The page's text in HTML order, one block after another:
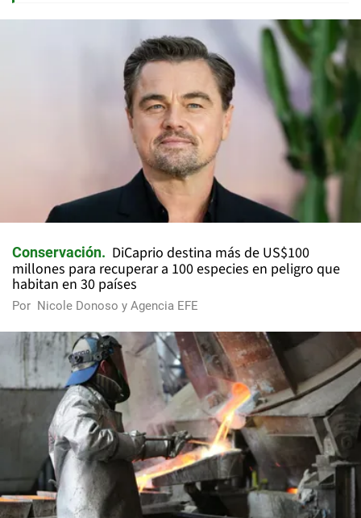
Conservación
DiCaprio destina más de US$100
millones para recuperar a 100 especies en peligro que
habitan en 30 países
Por Nicole Donoso y Agencia EFE